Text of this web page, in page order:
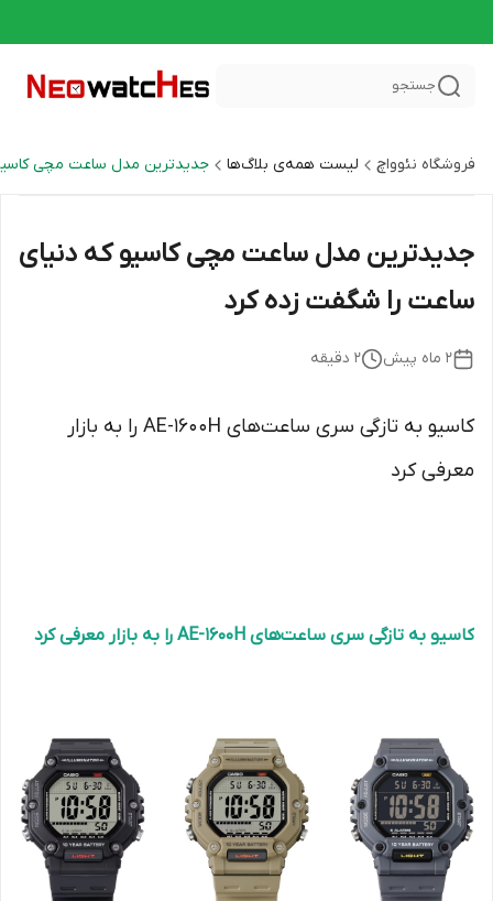
جستجو
فروشگاه نئوواچ لیست همه‌ی بلاگ‌ها جدیدترین مدل ساعت مچی
جدیدترین مدل ساعت مچی کاسیو که دنیای
ساعت را شگفت زده کرد
۲ ماه پیش 2 دقیقه
کاسیو به‌ تازگی سری ساعت‌های AE-1600H را به بازار
معرفی کرد
کاسیو به‌ تازگی سری ساعت‌های AE-1600H را به بازار معرفی کرد